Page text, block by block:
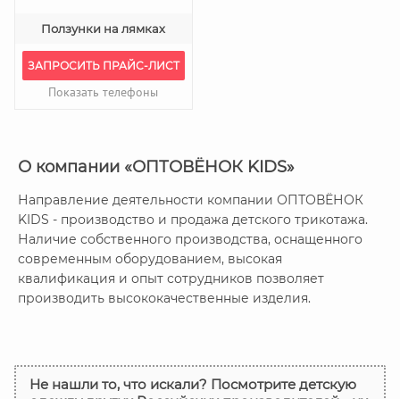
Ползунки на лямках
ЗАПРОСИТЬ ПРАЙС-ЛИСТ
Показать телефоны
О компании «ОПТОВЁНОК KIDS»
Направление деятельности компании ОПТОВЁНОК
KIDS - производство и продажа детского трикотажа.
Наличие собственного производства, оснащенного
современным оборудованием, высокая
квалификация и опыт сотрудников позволяет
производить высококачественные изделия.
Не нашли то, что искали? Посмотрите детскую